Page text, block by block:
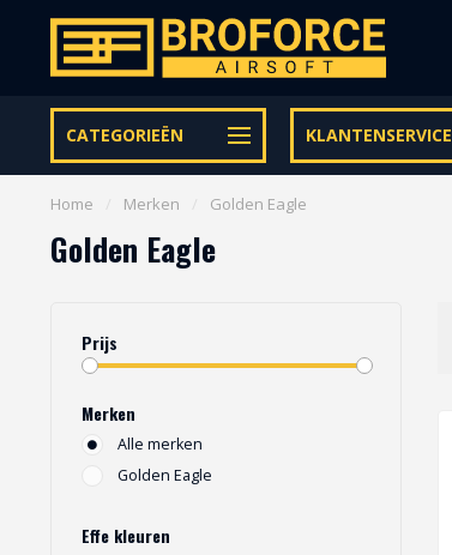
CATEGORIEËN KLANTENSERVICE
Let op onze speciale Facebook/Instagram aanbiedingen
Home Merken Golden Eagle
Golden Eagle
Prijs
Merken
Alle merken
Golden Eagle
Effe kleuren